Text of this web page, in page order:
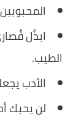
ابذُل
الطيب.
الأدب
لن يحبك